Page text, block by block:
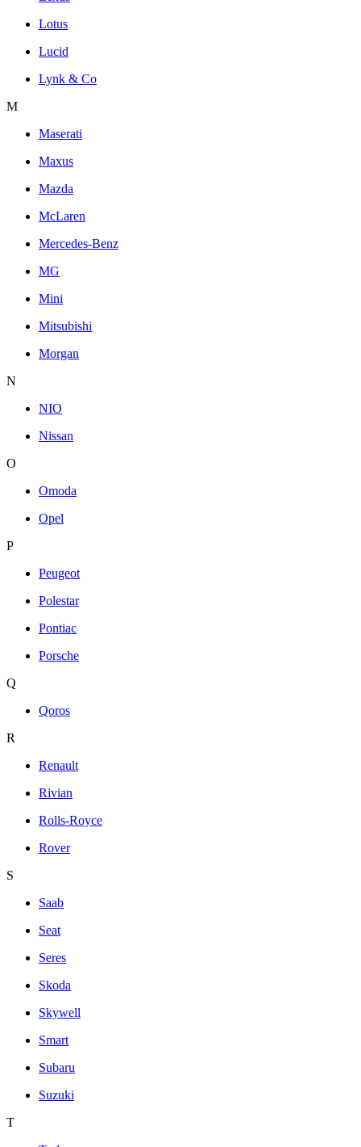
Lotus
Lucid
Lynk & Co
M
Maserati
Maxus
Mazda
McLaren
Mercedes-Benz
MG
Mini
Mitsubishi
Morgan
N
NIO
Nissan
O
Omoda
Opel
P
Peugeot
Polestar
Pontiac
Porsche
Q
Qoros
R
Renault
Rivian
Rolls-Royce
Rover
S
Saab
Seat
Seres
Skoda
Skywell
Smart
Subaru
Suzuki
T